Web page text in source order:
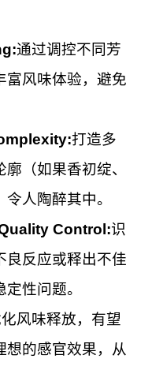
通过调控不同芳
富风味体验，避免
打造多
（如果香初绽、
人陶醉其中。
Control:识
良反应或释出不佳
性问题。
风味释放，有望
想的感官效果，从